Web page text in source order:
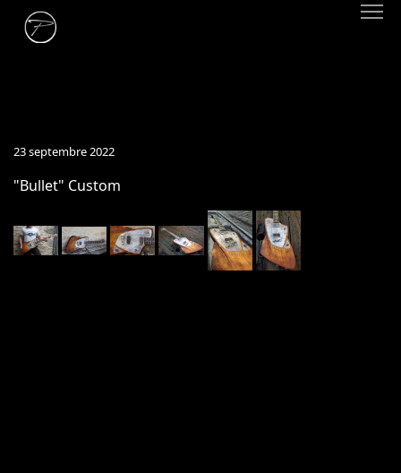
23 septembre 2022
"Bullet" Custom